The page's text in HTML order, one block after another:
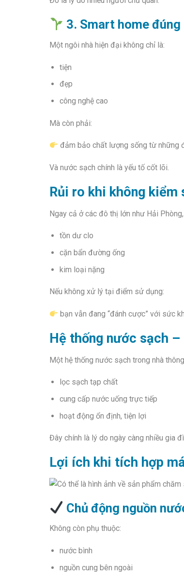
3. Smart home đúng
Một ngôi nhà hiện đại không chỉ là:
tiện
đẹp
công nghệ cao
Mà còn phải:
đảm bảo chất lượng sống từ những
Và nước sạch chính là yếu tố cốt lõi.
Rủi ro khi không kiểm
Ngay cả ở các đô thị lớn như Hải
tồn dư clo
cặn bẩn đường ống
kim loại nặng
Nếu không xử lý tại điểm sử dụng:
bạn vẫn đang “đánh cược” với sức
Hệ thống nước sạch
Một hệ thống nước sạch trong nhà
lọc sạch tạp chất
cung cấp nước uống trực tiếp
hoạt động ổn định, tiện lợi
Đây chính là lý do ngày càng nhiều gia
Lợi ích khi tích hợp
Chủ động nguồn
Không còn phụ thuộc:
nước bình
nguồn cung bên ngoài